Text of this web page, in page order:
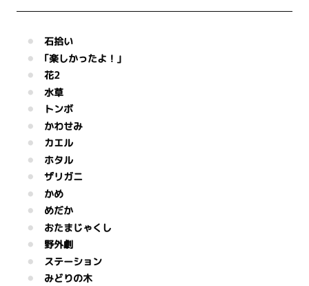
石拾い
｢楽しかったよ！｣
花2
水草
トンボ
かわせみ
カエル
ホタル
ザリガニ
かめ
めだか
おたまじゃくし
野外劇
ステーション
みどりの木